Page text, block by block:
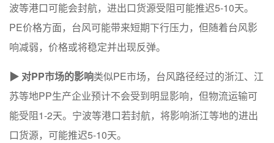
波等港口可能会封航，进出口货源受阻可能推迟5-10天。
PE价格方面，台风可能带来短期下行压力，但随着台风影
响减弱，价格或将稳定并出现反弹。
▶ 对PP市场的影响类似PE市场，台风路径经过的浙江、江
苏等地PP生产企业预计不会受到明显影响，但物流运输可
能受阻1-2天。宁波等港口若封航，将影响浙江等地的进出
口货源，可能推迟5-10天。